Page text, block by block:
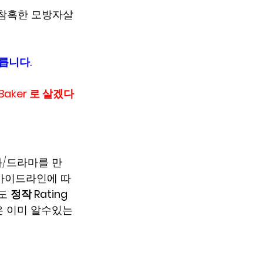
혹한 모방자살
니다.
로 살겠다
/드라마를 만
이드라인에 따
정작 Rating
이미 알수있는